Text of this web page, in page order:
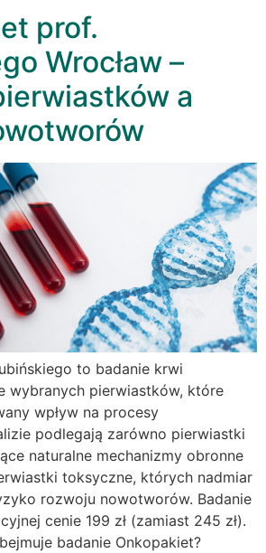
prof.
Wrocław –
a
to badanie krwi
wybranych pierwiastków, które
wpływ na procesy
podlegają zarówno pierwiastki
naturalne mechanizmy obronne
toksyczne, których nadmiar
rozwoju nowotworów. Badanie
cenie 199 zł (zamiast 245 zł).
badanie Onkopakiet?